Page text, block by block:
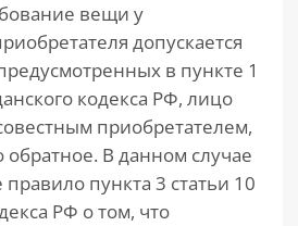
вещи у
допускается
в пункте 1
кодекса РФ, лицо
приобретателем,
обратное. В данном случае
пункта 3 статьи 10
РФ о том, что